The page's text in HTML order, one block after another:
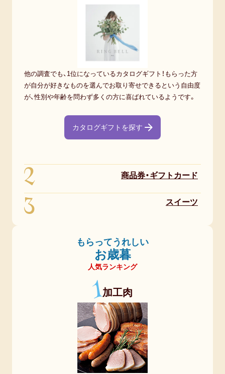
他の調査でも、1位になっているカタログギフト！もらった方
が自分が好きなものを選んでお取り寄せできるという自由度
が、性別や年齢を問わず多くの方に喜ばれているようです。
カタログギフトを探す
2 商品券・ギフトカード
3 スイーツ
もらってうれしい
お歳暮
人気ランキング
1加工肉